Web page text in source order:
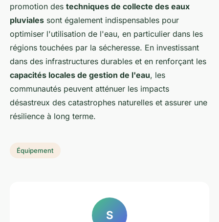
promotion des techniques de collecte des eaux
pluviales sont également indispensables pour
optimiser l'utilisation de l'eau, en particulier dans les
régions touchées par la sécheresse. En investissant
dans des infrastructures durables et en renforçant les
capacités locales de gestion de l'eau, les
communautés peuvent atténuer les impacts
désastreux des catastrophes naturelles et assurer une
résilience à long terme.
Équipement
S